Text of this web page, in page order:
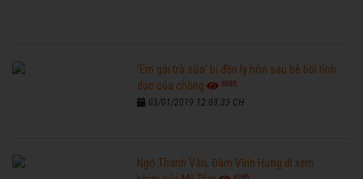
'Em gái trà sữa' bị đồn ly hôn sau bê bối tình
dục của chồng
6585
03/01/2019 12:03:33 CH
Ngô Thanh Vân, Đàm Vĩnh Hưng đi xem
6265